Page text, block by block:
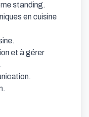
standing.
en cuisine
et à gérer